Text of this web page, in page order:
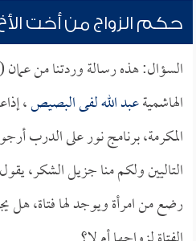
حكم الزواج من أخت
السؤال: هذه رسالة وردتنا من
الهاشميةعبد الله لفى البصيص،
المكرمة، برنامج نور على الدرب
التاليين ولكم منا جزيل الشكر،
رضع من امرأة ويوجد لها فتاة، هل